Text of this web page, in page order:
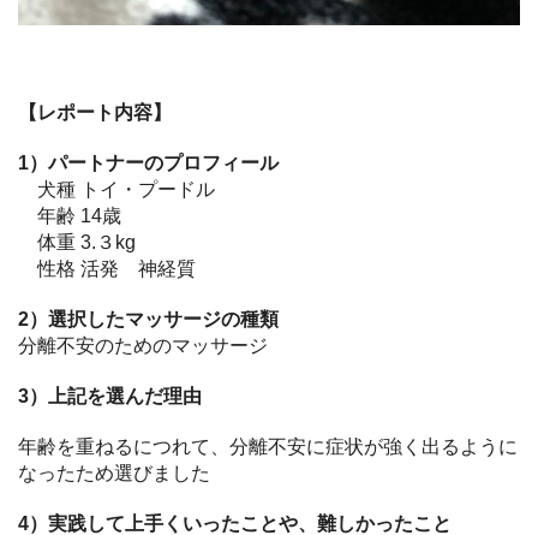
【レポート内容】
1）パートナーのプロフィール
犬種 トイ・プードル
年齢 14歳
体重 3.３kg
性格 活発 神経質
2）選択したマッサージの種類
分離不安のためのマッサージ
3）上記を選んだ理由
年齢を重ねるにつれて、分離不安に症状が強く出るように
なったため選びました
4）実践して上手くいったことや、難しかったこと